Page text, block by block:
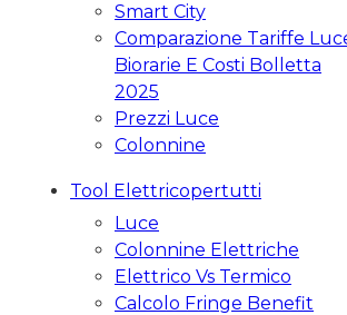
Smart City
Comparazione Tariffe
Biorarie E Costi Bolletta
2025
Prezzi Luce
Colonnine
Tool Elettricopertutti
Luce
Colonnine Elettriche
Elettrico Vs Termico
Calcolo Fringe Benefit